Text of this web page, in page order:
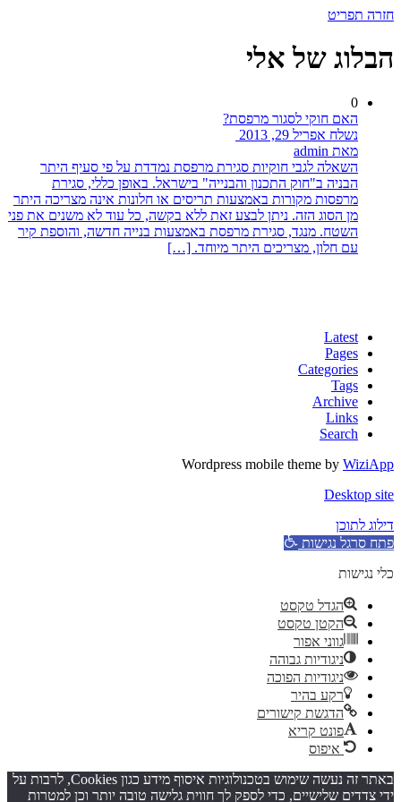
חזרה תפריט
הבלוג של אלי
0
האם חוקי לסגור מרפסת?
נשלח אפריל 29, 2013
מאת admin
השאלה לגבי חוקיות סגירת מרפסת נמדדת על פי סעיף היתר
הבניה ב"חוק התכנון והבנייה" בישראל. באופן כללי, סגירת
מרפסות מקורות באמצעות תריסים או חלונות אינה מצריכה היתר
מן הסוג הזה. ניתן לבצע זאת ללא בקשה, כל עוד לא משנים את פני
השטח. מנגד, סגירת מרפסת באמצעות בנייה חדשה, והוספת קיר
עם חלון, מצריכים היתר מיוחד. […]
Latest
Pages
Categories
Tags
Archive
Links
Search
Wordpress mobile theme by WiziApp
Desktop site
דילוג לתוכן
פתח סרגל נגישות
כלי נגישות
הגדל טקסט
הקטן טקסט
גווני אפור
ניגודיות גבוהה
ניגודיות הפוכה
רקע בהיר
הדגשת קישורים
פונט קריא
איפוס
באתר זה נעשה שימוש בטכנולוגיות איסוף מידע כגון Cookies, לרבות על
ידי צדדים שלישיים, כדי לספק לך חווית גלישה טובה יותר וכן למטרות